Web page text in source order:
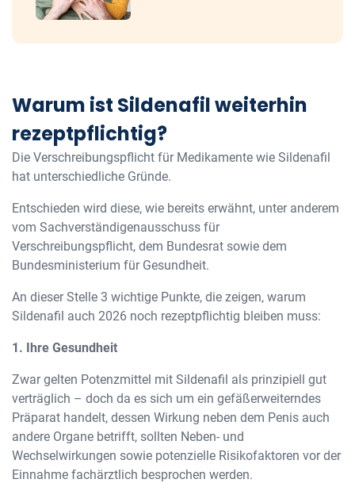
Warum ist Sildenafil weiterhin
rezeptpflichtig?
Die Verschreibungspflicht für Medikamente wie Sildenafil
hat unterschiedliche Gründe.
Entschieden wird diese, wie bereits erwähnt, unter anderem
vom Sachverständigenausschuss für
Verschreibungspflicht, dem Bundesrat sowie dem
Bundesministerium für Gesundheit.
An dieser Stelle 3 wichtige Punkte, die zeigen, warum
Sildenafil auch 2026 noch rezeptpflichtig bleiben muss:
1. Ihre Gesundheit
Zwar gelten Potenzmittel mit Sildenafil als prinzipiell gut
verträglich – doch da es sich um ein gefäßerweiterndes
Präparat handelt, dessen Wirkung neben dem Penis auch
andere Organe betrifft, sollten Neben- und
Wechselwirkungen sowie potenzielle Risikofaktoren vor der
Einnahme fachärztlich besprochen werden.